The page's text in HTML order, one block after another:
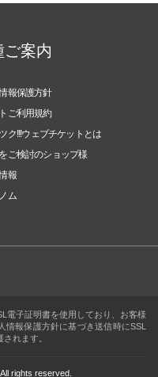
ご案内
報保護方針
ご利用規約
ク!!!ウェブチケットとは
ご検討のショップ様
報
ム
電子証明書を使用しており、お客様
情報保護方針に基づき送信時にSSL
れます。
rights reserved.